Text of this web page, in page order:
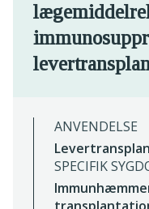
ANVENDELSE
SPECIFIK